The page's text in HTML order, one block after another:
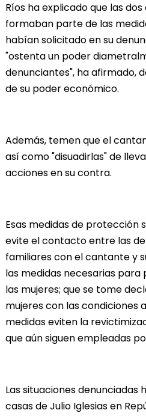
Ríos ha explicado que las
formaban parte de las
habían solicitado en su
"ostenta un poder
denunciantes", ha afirmado,
de su poder económico.
Además, temen que el
así como "disuadirlas" de
acciones en su contra.
Esas medidas de protección
evite el contacto entre las
familiares con el cantante y
las medidas necesarias
las mujeres; que se tome
mujeres con las condiciones
medidas eviten la
que aún siguen empleadas
Las situaciones denunciadas
casas de Julio Iglesias en